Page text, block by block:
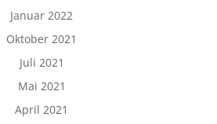
Januar 2022
Oktober 2021
Juli 2021
Mai 2021
April 2021